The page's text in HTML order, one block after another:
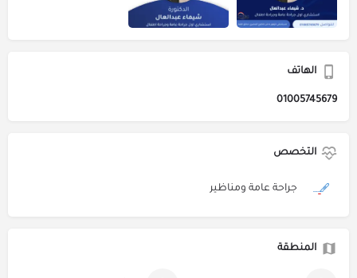
الهاتف
01005745679
التخصص
جراحة عامة ومناظير
المنطقة